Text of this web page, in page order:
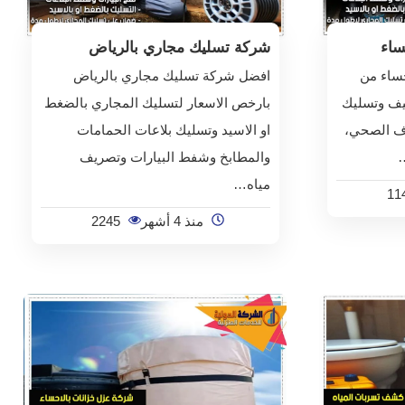
من
وتسليك
الصحي،
شركة تسليك مجاري بالرياض
افضل شركة تسليك مجاري بالرياض
بارخص الاسعار لتسليك المجاري بالضغط
او الاسيد وتسليك بلاعات الحمامات
والمطابخ وشفط البيارات وتصريف
مياه…
منذ 4 أشهر 2245